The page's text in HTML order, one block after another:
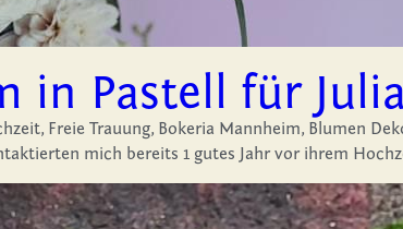
in Pastell für
Freie Trauung,Bokeria Mannheim, Blumen